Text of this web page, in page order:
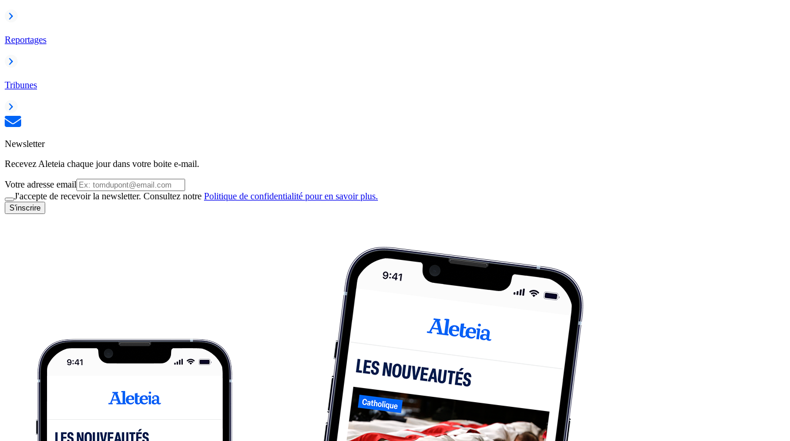
Reportages
Tribunes
Newsletter
Recevez Aleteia chaque jour dans votre boite e-mail.
Votre adresse email
J'accepte de recevoir la newsletter. Consultez notre Politique de confidentialité pour en savoir plus.
S'inscrire